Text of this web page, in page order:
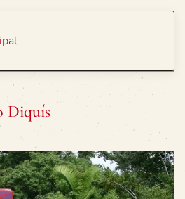
Diquís